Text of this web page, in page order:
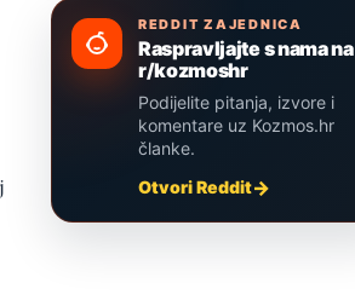
REDDIT ZAJEDNICA
Raspravljajte s nama na
r/kozmoshr
Podijelite pitanja, izvore i
komentare uz Kozmos.hr
članke.
Otvori Reddit